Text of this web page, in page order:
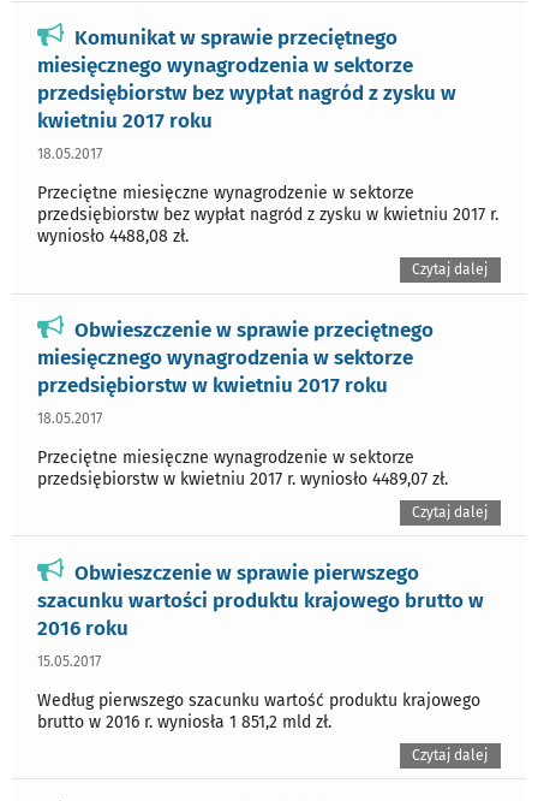
Komunikat w sprawie przeciętnego
miesięcznego wynagrodzenia w sektorze
przedsiębiorstw bez wypłat nagród z zysku w
kwietniu 2017 roku
18.05.2017
Przeciętne miesięczne wynagrodzenie w sektorze
przedsiębiorstw bez wypłat nagród z zysku w kwietniu 2017 r.
wyniosło 4488,08 zł.
Czytaj dalej
Obwieszczenie w sprawie przeciętnego
miesięcznego wynagrodzenia w sektorze
przedsiębiorstw w kwietniu 2017 roku
18.05.2017
Przeciętne miesięczne wynagrodzenie w sektorze
przedsiębiorstw w kwietniu 2017 r. wyniosło 4489,07 zł.
Czytaj dalej
Obwieszczenie w sprawie pierwszego
szacunku wartości produktu krajowego brutto w
2016 roku
15.05.2017
Według pierwszego szacunku wartość produktu krajowego
brutto w 2016 r. wyniosła 1 851,2 mld zł.
Czytaj dalej